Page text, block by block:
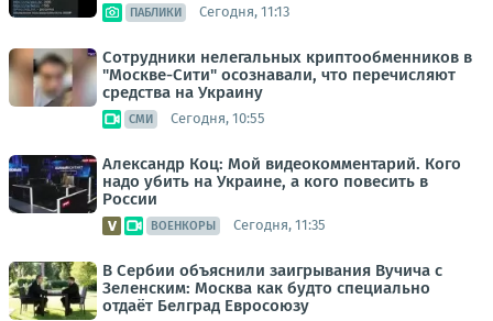
ПАБЛИКИ Сегодня, 11:13
Сотрудники нелегальных криптообменников в
"Москве-Сити" осознавали, что перечисляют
средства на Украину
СМИ Сегодня, 10:55
Александр Коц: Мой видеокомментарий. Кого
надо убить на Украине, а кого повесить в
России
ВОЕНКОРЫ Сегодня, 11:35
В Сербии объяснили заигрывания Вучича с
Зеленским: Москва как будто специально
отдаёт Белград Евросоюзу